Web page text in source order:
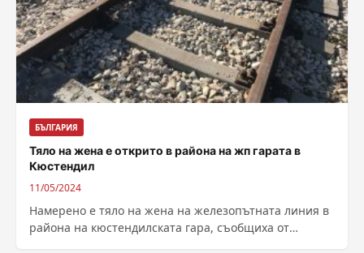
БЪЛГАРИЯ
Тяло на жена е открито в района на жп гарата в
Кюстендил
11/05/2024
Намерено е тяло на жена на железопътната линия в
района на кюстендилската гара, съобщиха от